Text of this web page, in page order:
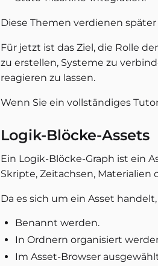
Diese Themen verdienen
Für jetzt ist das Ziel, die Rolle
zu erstellen, Systeme zu
reagieren zu lassen.
Wenn Sie ein vollständiges
Logik-Blöcke-Assets
Ein Logik-Blöcke-Graph ist ein
Skripte, Zeitachsen,
Da es sich um ein Asset
Benannt werden.
In Ordnern organisiert
Im Asset-Browser